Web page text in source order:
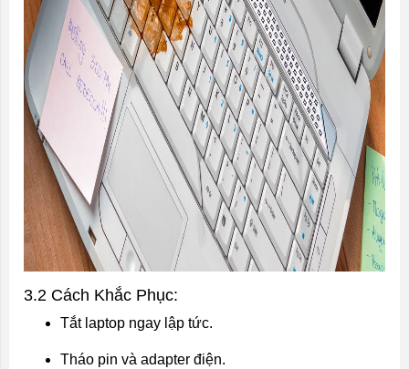
3.2 Cách Khắc Phục:
Tắt laptop ngay lập tức.
Tháo pin và adapter điện.